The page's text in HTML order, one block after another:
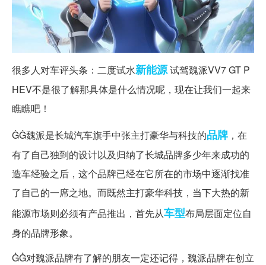
很多人对车评头条：二度试水新能源试驾魏派VV7 GT P
HEV不是很了解那具体是什么情况呢，现在让我们一起来
瞧瞧吧！
ĠĠ魏派是长城汽车旗手中张主打豪华与科技的品牌 ，在
有了自己独到的设计以及归纳了长城品牌多少年来成功的
造车经验之后，这个品牌已经在它所在的市场中逐渐找准
了自己的一席之地。而既然主打豪华科技，当下大热的新
能源市场则必须有产品推出，首先从车型布局层面定位自
身的品牌形象。
ĠĠ对魏派品牌有了解的朋友一定还记得，魏派品牌在创立